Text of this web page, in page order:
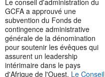
GCFA a approuvé une
subvention du Fonds de
contingence administrative
générale de la dénomination
pour soutenir les évêques qui
assurent un leadership
intérimaire dans le pays
d'Afrique de l'Ouest. Le Conseil